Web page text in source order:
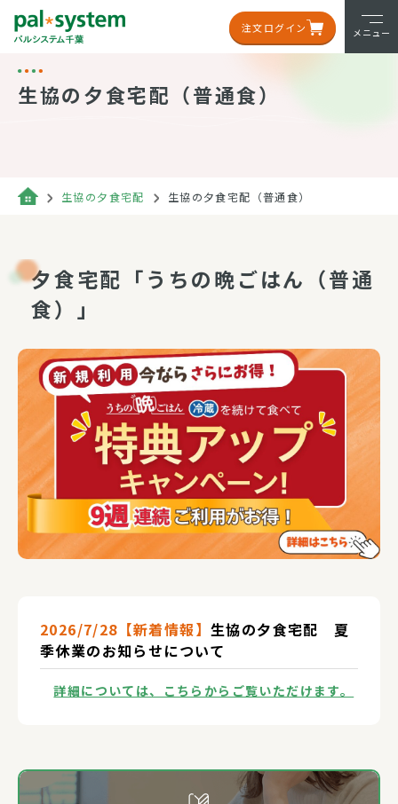
注文ログイン メニュー
生協の夕食宅配（普通食）
生協の夕食宅配 生協の夕食宅配（普通食）
夕食宅配「うちの晩ごはん（普通
食）」
2026/7/28【新着情報】 生協の夕食宅配 夏
季休業のお知らせについて
詳細については、こちらからご覧いただけます。